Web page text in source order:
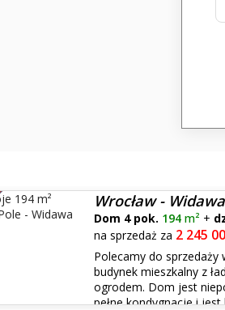
Wrocław - Widawa
Dom 4 pok. 194 m² +
na sprzedaż za 2 245
Polecamy do
budynek mieszkalny z
ogrodem. Dom jest
pełne kondygnacje i